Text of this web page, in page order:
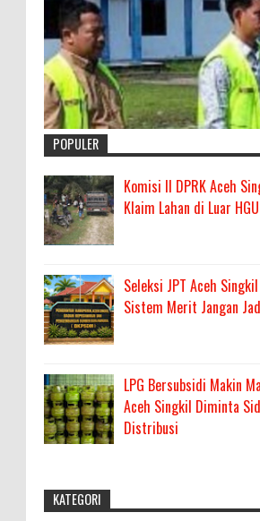
POPULER
Komisi II DPRK Aceh
Klaim Lahan di Luar
Seleksi JPT Aceh
Sistem Merit Jangan
LPG Bersubsidi Makin
Aceh Singkil Diminta
Distribusi
KATEGORI